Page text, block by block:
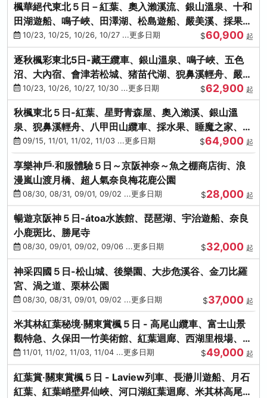
楓華絕代東北５日－紅葉、奧入瀨溪流、銀山溫泉、十和
田湖遊船、鳴子峽、田澤湖、松島遊船、嚴美溪、採果烤
牡蠣10/23, 10/25, 10/26, 10/27 ...更多日期 $60,900 起
逐秋楓彩東北5日-藏王纜車、銀山溫泉、鳴子峽、五色
沼、大內宿、會津若松城、猪苗代湖、猊鼻溪輕舟、嚴美
溪、松島海灣遊船
10/23, 10/26, 10/27, 10/30 ...更多日期 $62,900 起
秋楓東北５日-紅葉、星野青森屋、奧入瀨溪、銀山溫
泉、猊鼻溪輕舟、八甲田山纜車、採水果、睡魔之家、法
式料理(不進免稅店)
09/15, 11/01, 11/02, 11/03 ...更多日期 $64,900 起
享樂神戶‧和服體驗５日～京阪神奈～魚之棚商店街、浪
漫嵐山渡月橋、超人氣奈良梅花鹿公園
08/30, 08/31, 09/01, 09/02 ...更多日期 $28,000 起
暢遊京阪神５日-átoa水族館、琵琶湖、宇治遊船、奈良
小鹿斑比、勝尾寺
08/30, 09/01, 09/02, 09/06 ...更多日期 $32,000 起
神采四國５日-松山城、後樂園、大步危溪谷、金刀比羅
宮、渦之道、栗林公園
08/30, 08/31, 09/01, 09/02 ...更多日期 $37,000 起
米其林紅葉秘境‧關東賞楓５日 - 高尾山纜車、富士山景
觀特急、久保田一竹美術館、紅葉迴廊、西湖里根場、銀
杏大道
11/01, 11/02, 11/03, 11/04 ...更多日期 $49,000 起
紅葉賞‧關東賞楓５日 - Laview列車、長瀞川遊船、月石
紅葉、紅葉峭壁昇仙峽、河口湖紅葉迴廊、米其林高尾